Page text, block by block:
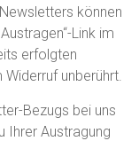
können
Link im
erfolgten
unberührt.
Bezugs bei uns
Ihrer Austragung